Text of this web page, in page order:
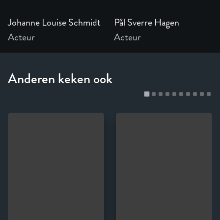
Johanne Louise Schmidt
Acteur
Pål Sverre Hagen
Acteur